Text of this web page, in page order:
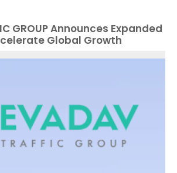
GROUP Announces Expanded
Global Growth